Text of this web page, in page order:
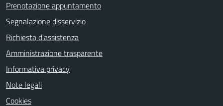
Prenotazione appuntamento
Segnalazione disservizio
Richiesta d'assistenza
Amministrazione trasparente
Informativa privacy
Note legali
Cookies